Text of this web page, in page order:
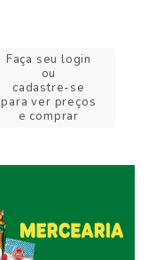
Faça seu login
ou
cadastre-se
para ver preços
e comprar